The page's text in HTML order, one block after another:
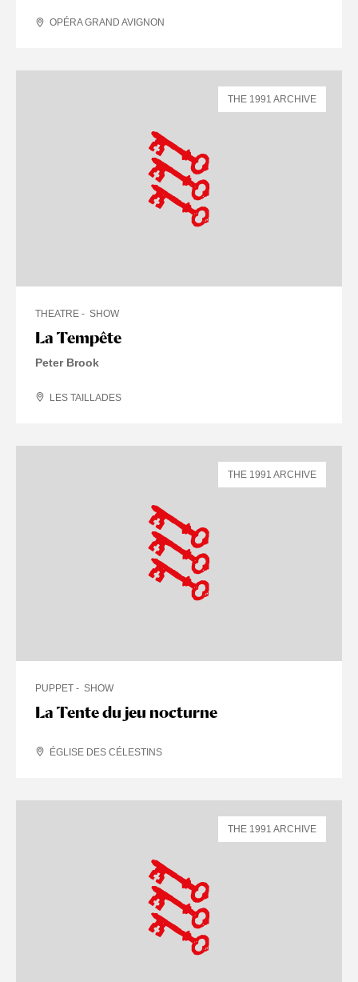
OPÉRA GRAND AVIGNON
La Tempête
THEATRE SHOW
Peter Brook
LES TAILLADES
THE 1991 ARCHIVE
La Tente du jeu nocturne
PUPPET SHOW
ÉGLISE DES CÉLESTINS
THE 1991 ARCHIVE
THE 1991 ARCHIVE